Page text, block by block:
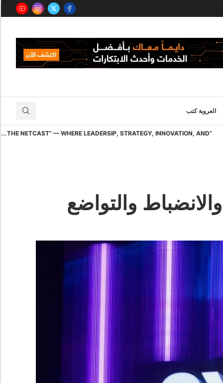
العروبة كتب
“THE NETCAST” — WHERE LEADERSIP, STRATEGY, INNOVATION, AND...
والتواضع